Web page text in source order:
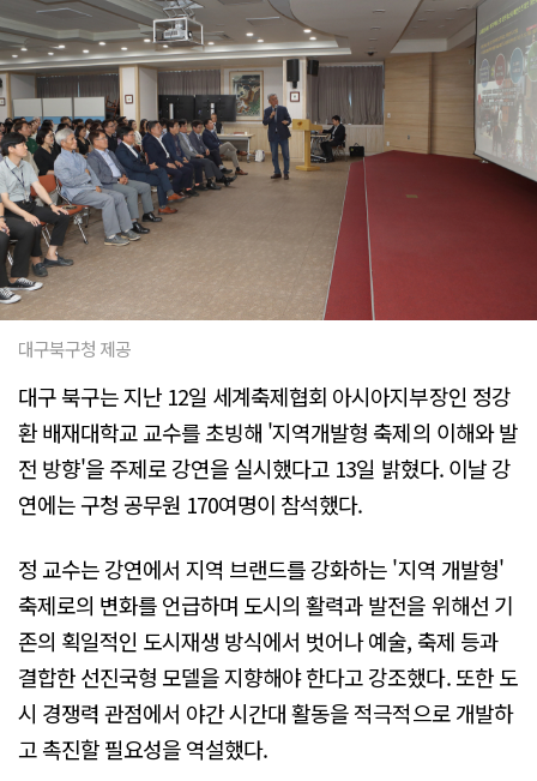
대구북구청 제공
대구 북구는 지난 12일 세계축제협회 아시아지부장인 정강
환 배재대학교 교수를 초빙해 '지역개발형 축제의 이해와 발
전 방향'을 주제로 강연을 실시했다고 13일 밝혔다. 이날 강
연에는 구청 공무원 170여명이 참석했다.
정 교수는 강연에서 지역 브랜드를 강화하는 '지역 개발형'
축제로의 변화를 언급하며 도시의 활력과 발전을 위해선 기
존의 획일적인 도시재생 방식에서 벗어나 예술, 축제 등과
결합한 선진국형 모델을 지향해야 한다고 강조했다. 또한 도
시 경쟁력 관점에서 야간 시간대 활동을 적극적으로 개발하
고 촉진할 필요성을 역설했다.